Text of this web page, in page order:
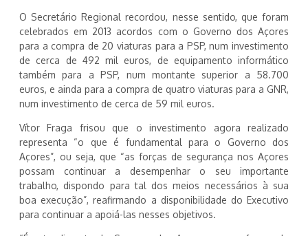
O Secretário Regional recordou, nesse sentido, que foram
celebrados em 2013 acordos com o Governo dos Açores
para a compra de 20 viaturas para a PSP, num investimento
de cerca de 492 mil euros, de equipamento informático
também para a PSP, num montante superior a 58.700
euros, e ainda para a compra de quatro viaturas para a GNR,
num investimento de cerca de 59 mil euros.
Vítor Fraga frisou que o investimento agora realizado
representa “o que é fundamental para o Governo dos
Açores”, ou seja, que “as forças de segurança nos Açores
possam continuar a desempenhar o seu importante
trabalho, dispondo para tal dos meios necessários à sua
boa execução”, reafirmando a disponibilidade do Executivo
para continuar a apoiá-las nesses objetivos.